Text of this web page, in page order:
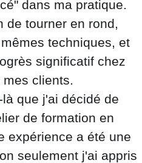
dans ma pratique.
de tourner en rond,
techniques, et
significatif chez
clients.
que j'ai décidé de
de formation en
expérience a été une
seulement j'ai appris